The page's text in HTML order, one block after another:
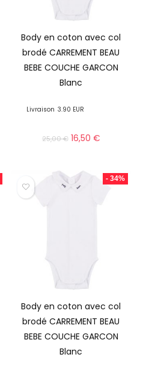
Body en coton avec col
brodé CARREMENT BEAU
BEBE COUCHE GARCON
Blanc
Livraison 3.90 EUR
25,00€ 16,50 €
- 34%
Body en coton avec col
brodé CARREMENT BEAU
BEBE COUCHE GARCON
Blanc